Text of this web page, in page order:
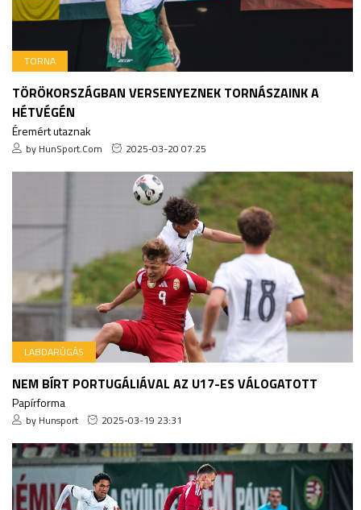
TORNA
TÖRÖKORSZÁGBAN VERSENYEZNEK TORNÁSZAINK A
HÉTVÉGÉN
Éremért utaznak
by HunSport.Com 2025-03-20 07:25
LABDARÚGÁS
NEM BÍRT PORTUGÁLIÁVAL AZ U17-ES VÁLOGATOTT
Papírforma
by Hunsport 2025-03-19 23:31